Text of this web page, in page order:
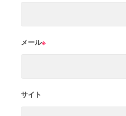
メール※
サイト